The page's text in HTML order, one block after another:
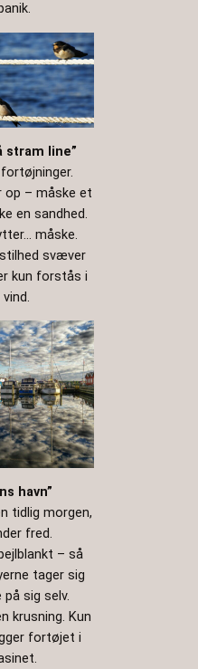
stram line”
op – måske et
en sandhed.
måske.
svæver
kun forstås i
havn”
tidlig morgen,
fred.
– så
tager sig
sig selv.
krusning. Kun
fortøjet i